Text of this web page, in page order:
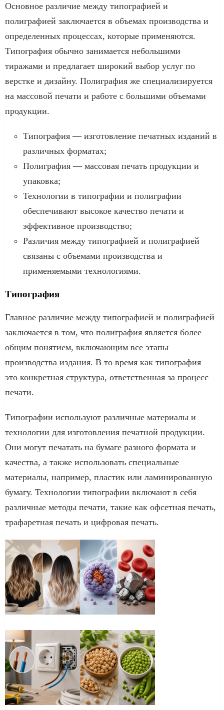
Основное различие между типографией и
полиграфией заключается в объемах производства и
определенных процессах, которые применяются.
Типография обычно занимается небольшими
тиражами и предлагает широкий выбор услуг по
верстке и дизайну. Полиграфия же специализируется
на массовой печати и работе с большими объемами
продукции.
Типография — изготовление печатных изданий в
различных форматах;
Полиграфия — массовая печать продукции и
упаковка;
Технологии в типографии и полиграфии
обеспечивают высокое качество печати и
эффективное производство;
Различия между типографией и полиграфией
связаны с объемами производства и
применяемыми технологиями.
Типография
Главное различие между типографией и полиграфией
заключается в том, что полиграфия является более
общим понятием, включающим все этапы
производства издания. В то время как типография —
это конкретная структура, ответственная за процесс
печати.
Типографии используют различные материалы и
технологии для изготовления печатной продукции.
Они могут печатать на бумаге разного формата и
качества, а также использовать специальные
материалы, например, пластик или ламинированную
бумагу. Технологии типографии включают в себя
различные методы печати, такие как офсетная печать,
трафаретная печать и цифровая печать.